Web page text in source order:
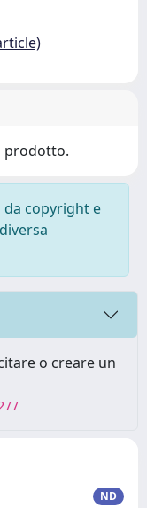
prodotto.
copyright e
o creare un
ND